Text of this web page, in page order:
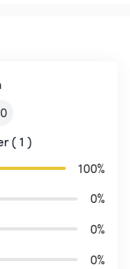
( 1 )
100%
0%
0%
0%